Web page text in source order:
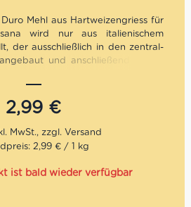
Mehl aus Hartweizengriess für
wird nur aus italienischem
der ausschließlich in den zentral-
und anschließend in der
einem hohen Proteingehalt
Farbe.
eine Teigwarenmarke. Es ist die
in vierter Generation, deren Ziel
exquisite Produkte herzustellen.
über einem Jahrhundert gegründet
ältesten Nudelhersteller Italiens.
2,99 €
2,99 € / 1 kg
ist bald wieder verfügbar